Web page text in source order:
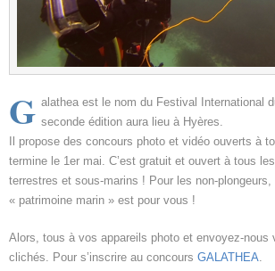
G alathea est le nom du Festival International
seconde édition aura lieu à Hyères.
Il propose des concours photo et vidéo ouverts à
termine le 1er mai. C’est gratuit et ouvert à tous
terrestres et sous-marins ! Pour les non-plongeurs,
« patrimoine marin » est pour vous !
Alors, tous à vos appareils photo et envoyez-nous
clichés. Pour s’inscrire au concours GALATHEA